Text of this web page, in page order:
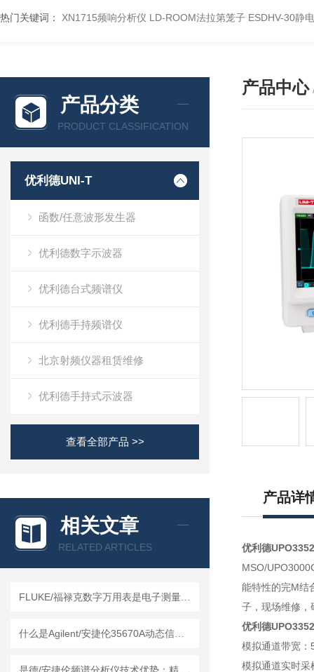
热门关键词： XN1715频响分析仪 LD-ROOM法拉第笼子 ESDHV-30静
产品分类
PRODUCT CLASSIFICATION
优利德UNI-T
函数/任意波形发生器
优利德数字示波器
优利德台式频谱仪
优利德手持频谱仪
北京射频仪器租赁维修
优利德手持式示波器
查看全部产品 >>
相关文章
RELATED ARTICLES
产品中心
产品详
优利德
MSO/
能特性的完M结
子，现场维修，
优利德
模拟通道带宽
模拟通道实时